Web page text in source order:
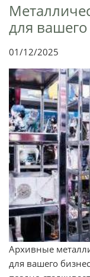
для
01/12/2025
Архивные
для вашего